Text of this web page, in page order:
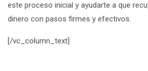
este proceso inicial y ayudarte a que
dinero con pasos firmes y efectivos.
[/vc_column_text]